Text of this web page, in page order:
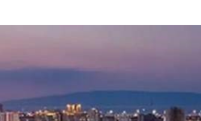
هتل های کیش